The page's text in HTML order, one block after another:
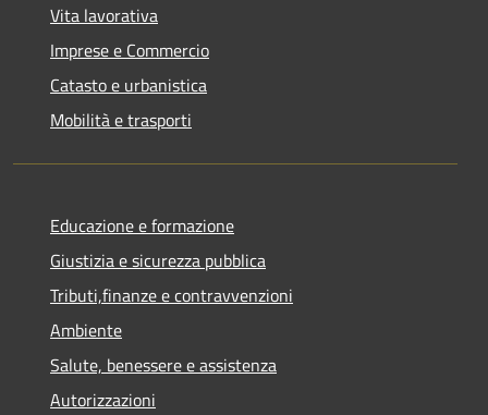
Vita lavorativa
Imprese e Commercio
Catasto e urbanistica
Mobilità e trasporti
Educazione e formazione
Giustizia e sicurezza pubblica
Tributi,finanze e contravvenzioni
Ambiente
Salute, benessere e assistenza
Autorizzazioni